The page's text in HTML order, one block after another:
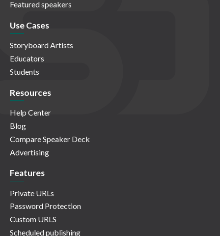
Featured speakers
Use Cases
Storyboard Artists
Educators
Students
Resources
Help Center
Blog
Compare Speaker Deck
Advertising
Features
Private URLs
Password Protection
Custom URLS
Scheduled publishing